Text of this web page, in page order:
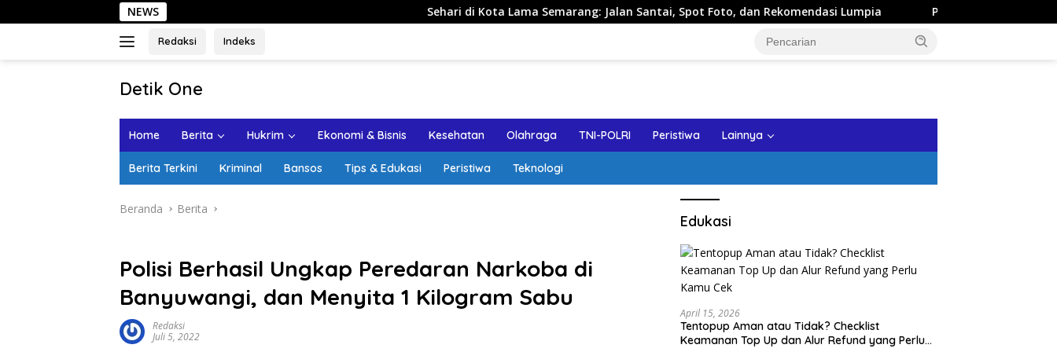
ke
NEWS Sehari di Kota Lama Semarang: Jalan Santai, Spot Foto, dan Rekomendasi Lumpia Panduan Wisata Keluarga ke Kota
Redaksi Indeks
Detik One
Ungkap
Home Berita Hukrim Ekonomi & Bisnis Kesehatan Olahraga TNI-POLRI Peristiwa Lainnya
Berita Terkini Kriminal Bansos Tips & Edukasi Peristiwa Teknologi
Beranda Berita
Polisi Berhasil Ungkap Peredaran Narkoba di
Banyuwangi, dan Menyita 1 Kilogram Sabu
Redaksi
Juli 5, 2022
Edukasi
April 15, 2026
Tentopup Aman atau Tidak? Checklist
Keamanan Top Up dan Alur Refund yang Perlu